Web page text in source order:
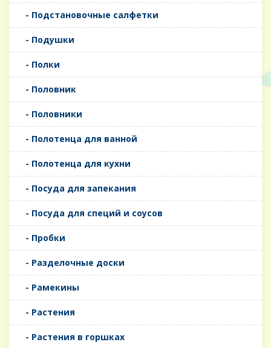
- Подстановочные салфетки
- Подушки
- Полки
- Половник
- Половники
- Полотенца для ванной
- Полотенца для кухни
- Посуда для запекания
- Посуда для специй и соусов
- Пробки
- Разделочные доски
- Рамекины
- Растения
- Растения в горшках